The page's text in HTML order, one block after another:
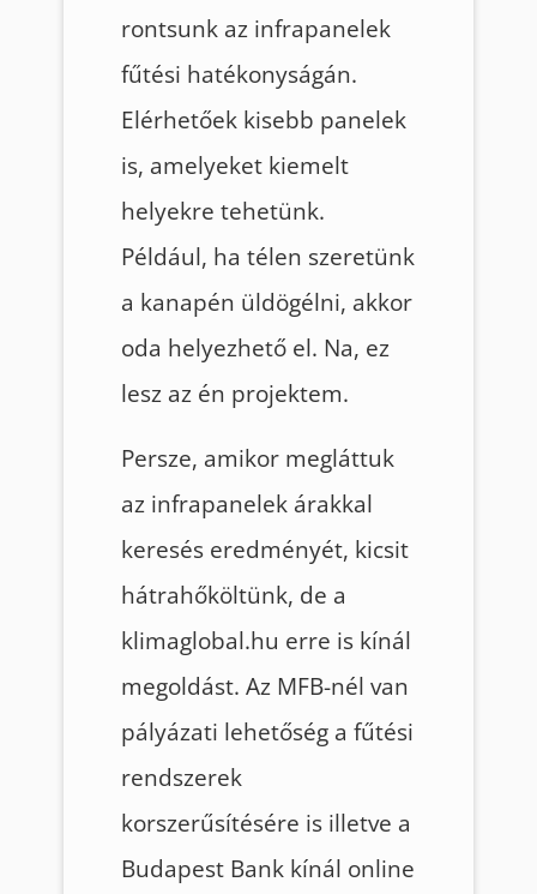
rontsunk az infrapanelek
fűtési hatékonyságán.
Elérhetőek kisebb panelek
is, amelyeket kiemelt
helyekre tehetünk.
Például, ha télen szeretünk
a kanapén üldögélni, akkor
oda helyezhető el. Na, ez
lesz az én projektem.
Persze, amikor megláttuk
az infrapanelek árakkal
keresés eredményét, kicsit
hátrahőköltünk, de a
klimaglobal.hu erre is kínál
megoldást. Az MFB-nél van
pályázati lehetőség a fűtési
rendszerek
korszerűsítésére is illetve a
Budapest Bank kínál online